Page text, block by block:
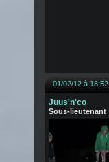
01/02/12 à 18:52
Juus'n'co
Sous-lieutenant